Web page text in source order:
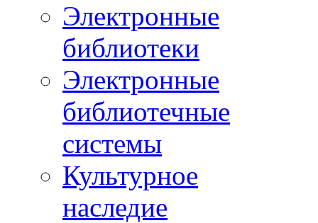
Электронные
библиотеки
Электронные
библиотечные
системы
Культурное
наследие